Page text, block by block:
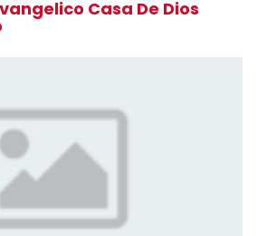
Casa De Dios